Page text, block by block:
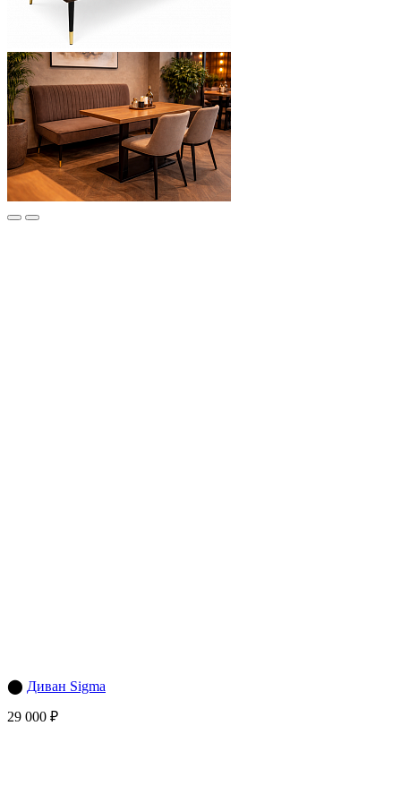
⬤ Диван Sigma
29 000 ₽